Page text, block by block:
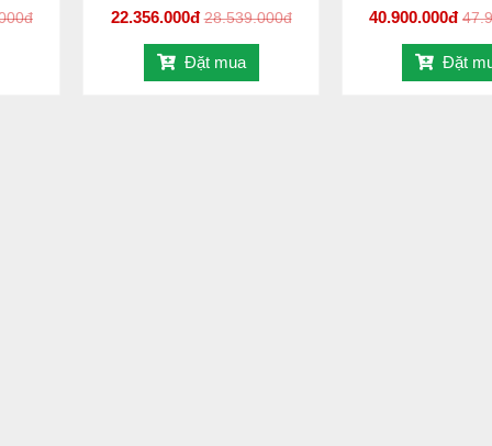
22.356.000đ 28.539.000đ
Đặt mua
40.900.000đ
Đặt